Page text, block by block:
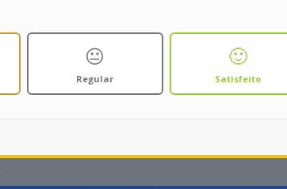
😐
Regular
🙂
Satisfeito